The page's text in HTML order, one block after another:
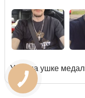
Узор на ушке